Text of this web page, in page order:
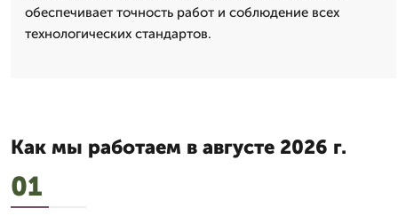
обеспечивает точность работ и соблюдение всех
технологических стандартов.
Как мы работаем в августе 2026 г.
01